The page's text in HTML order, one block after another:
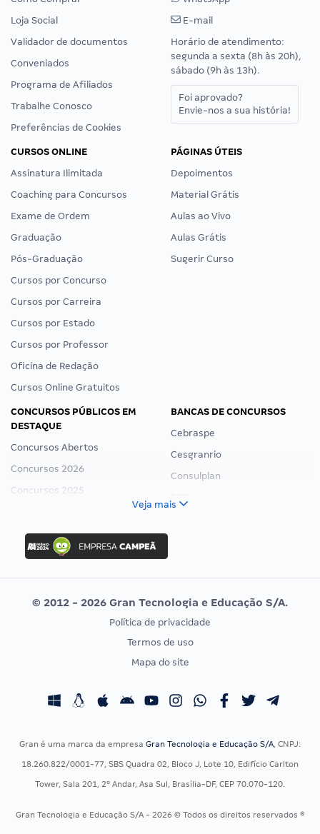
Loja Social
Validador de documentos
Conveniados
Programa de Afiliados
Trabalhe Conosco
Preferências de Cookies
E-mail
Horário de atendimento:
segunda a sexta (8h às 20h),
sábado (9h às 13h).
Foi aprovado?
Envie-nos a sua história!
CURSOS ONLINE
Assinatura Ilimitada
Coaching para Concursos
Exame de Ordem
Graduação
Pós-Graduação
Cursos por Concurso
Cursos por Carreira
Cursos por Estado
Cursos por Professor
Oficina de Redação
Cursos Online Gratuitos
PÁGINAS ÚTEIS
Depoimentos
Material Grátis
Aulas ao Vivo
Aulas Grátis
Sugerir Curso
CONCURSOS PÚBLICOS EM
DESTAQUE
Concursos Abertos
Concursos 2026
Concursos 2025
Concurso Nacional Unificado
Concurso Ibama
Concurso MPU
Editais publicados
BANCAS DE CONCURSOS
Cebraspe
Cesgranrio
Consulplan
Vunesp
CONCURSOS POR PROFISSÃO
Concursos Fiscais
Residência Multiprofissional
EXAME DE ORDEM
Calendário OAB
Veja mais
© 2012 - 2026 Gran Tecnologia e Educação S/A.
Política de privacidade
Termos de uso
Mapa do site
Gran é uma marca da empresa Gran Tecnologia e Educação S/A, CNPJ:
18.260.822/0001-77, SBS Quadra 02, Bloco J, Lote 10, Edifício Carlton
Tower, Sala 201, 2º Andar, Asa Sul, Brasília-DF, CEP 70.070-120.
Gran Tecnologia e Educação S/A - 2026 © Todos os direitos reservados ®